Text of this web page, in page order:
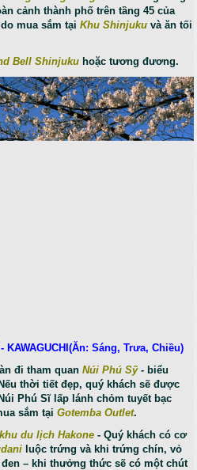
cảnh thành phố trên tầng 45 của
mua sắm tạiKhu Shinjuku và ăn tối
Bell Shinjuku hoặc tương đương.
KAWAGUCHI(Ăn: Sáng, Trưa, Chiều)
đi tham quan Núi Phú Sỹ- biểu
thời tiết đẹp, quý khách sẽ được
Phú Sĩ lấp lánh chỏm tuyết bạc
sắm tạiGotemba Outlet.
khu du lịch Hakone - Quý khách có cơ
luộc trứng và khi trứng chín, vỏ
– khi thưởng thức sẽ có một chút